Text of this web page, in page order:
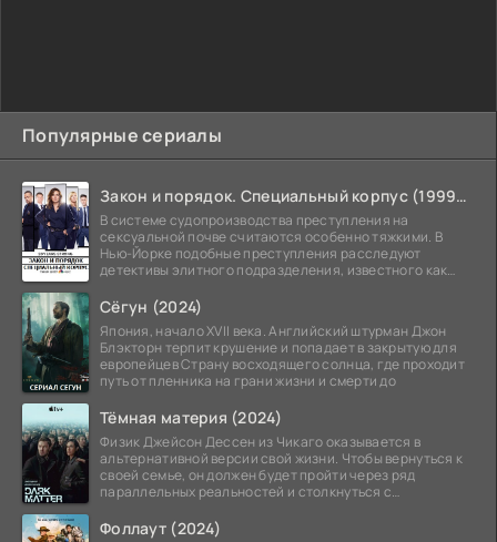
Популярные сериалы
Закон и порядок. Специальный корпус (1999-2026)
В системе судопроизводства преступления на
сексуальной почве считаются особенно тяжкими. В
Нью-Йорке подобные преступления расследуют
детективы элитного подразделения, известного как
Сёгун (2024)
Япония, начало XVII века. Английский штурман Джон
Блэкторн терпит крушение и попадает в закрытую для
европейцев Страну восходящего солнца, где проходит
путь от пленника на грани жизни и смерти до
Тёмная материя (2024)
Физик Джейсон Дессен из Чикаго оказывается в
альтернативной версии свой жизни. Чтобы вернуться к
своей семье, он должен будет пройти через ряд
параллельных реальностей и столкнуться с
Фоллаут (2024)